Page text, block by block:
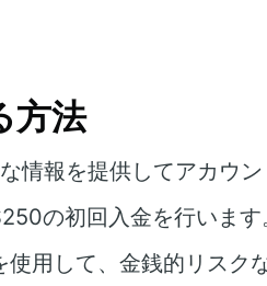
方法
情報を提供してアカウン
の初回入金を行います
使用して、金銭的リスク